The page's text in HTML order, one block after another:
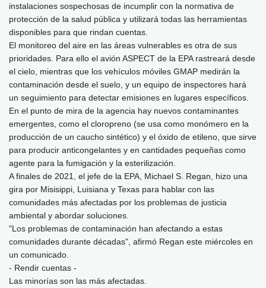
instalaciones sospechosas de incumplir con la normativa de
protección de la salud pública y utilizará todas las herramientas
disponibles para que rindan cuentas.
El monitoreo del aire en las áreas vulnerables es otra de sus
prioridades. Para ello el avión ASPECT de la EPA rastreará desde
el cielo, mientras que los vehículos móviles GMAP medirán la
contaminación desde el suelo, y un equipo de inspectores hará
un seguimiento para detectar emisiones en lugares específicos.
En el punto de mira de la agencia hay nuevos contaminantes
emergentes, como el cloropreno (se usa como monómero en la
producción de un caucho sintético) y el óxido de etileno, que sirve
para producir anticongelantes y en cantidades pequeñas como
agente para la fumigación y la esterilización.
A finales de 2021, el jefe de la EPA, Michael S. Regan, hizo una
gira por Misisippi, Luisiana y Texas para hablar con las
comunidades más afectadas por los problemas de justicia
ambiental y abordar soluciones.
"Los problemas de contaminación han afectando a estas
comunidades durante décadas", afirmó Regan este miércoles en
un comunicado.
- Rendir cuentas -
Las minorías son las más afectadas.